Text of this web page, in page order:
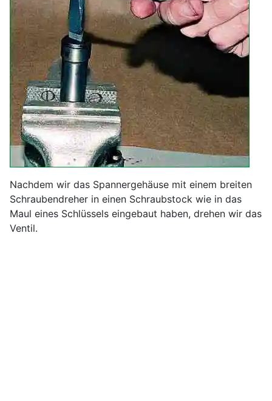
Nachdem wir das Spannergehäuse mit einem breiten
Schraubendreher in einen Schraubstock wie in das
Maul eines Schlüssels eingebaut haben, drehen wir das
Ventil.